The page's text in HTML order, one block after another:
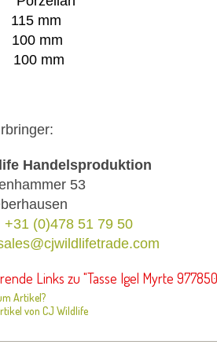
mm
mm
mm
Handelsproduktion
53
+31 (0)478 51 79 50
Links zu "Tasse Igel Myrte
Artikel?
von CJ Wildlife